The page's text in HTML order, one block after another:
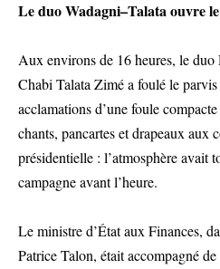
Le duo Wadagni–Talata ouvre
Aux environs de 16 heures, le
Chabi Talata Zimé a foulé le
acclamations d’une foule
chants, pancartes et drapeaux aux
présidentielle : l’atmosphère avait
campagne avant l’heure.
Le ministre d’État aux Finances,
Patrice Talon, était accompagné